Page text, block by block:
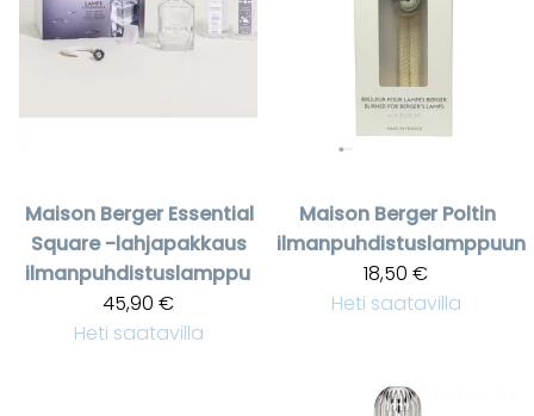
Maison Berger Essential
Square -lahjapakkaus
ilmanpuhdistuslamppu
45,90 €
Heti saatavilla
Maison Berger Poltin
ilmanpuhdistuslamppuun
18,50 €
Heti saatavilla